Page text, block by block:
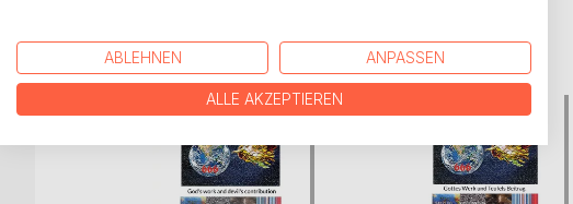
WEITERE TITEL BEIBoD
ABLEHNEN ANPASSEN
ALLE AKZEPTIEREN